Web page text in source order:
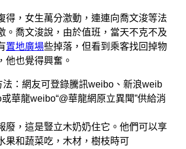
得，女生萬分激動，連連向喬文浚等法
。喬文浚說，由於值班，當天不克不及
置地廣場些掉落，但看到乘客找回掉物
他也覺得興奮。
法：網友可登錄騰訊weibo、新浪weib
或華龍weibo“@華龍網原立異聞”供給消
廢，這是豎立木奶奶住它。他們可以享
果和蔬菜吃，木材，樹枝時可